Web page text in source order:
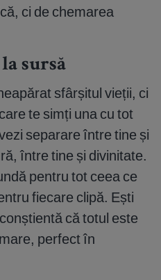
ci de chemarea
sursă
sfârșitul vieții, ci
te simți una cu tot
separare între tine și
între tine și divinitate.
pentru tot ceea ce
fiecare clipă. Ești
că totul este
perfect în